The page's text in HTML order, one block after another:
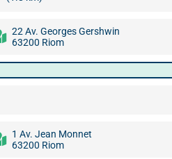
22 Av. Georges Gershwin
63200 Riom
1 Av. Jean Monnet
63200 Riom